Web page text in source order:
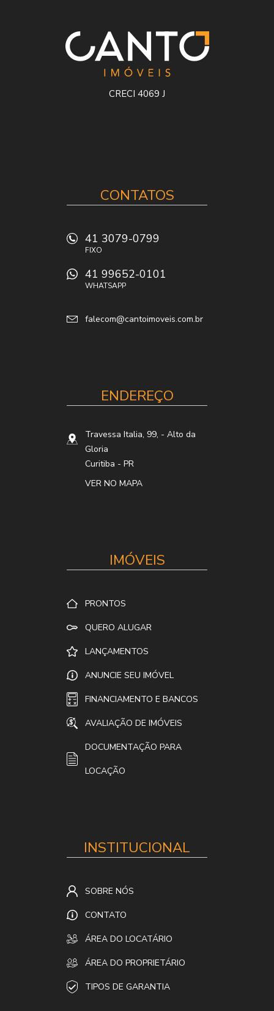
CRECI 4069 J
CONTATOS
41 3079-0799
FIXO
41 99652-0101
WHATSAPP
falecom@cantoimoveis.com.br
ENDEREÇO
Travessa Italia, 99, - Alto da
Gloria
Curitiba - PR
VER NO MAPA
IMÓVEIS
PRONTOS
QUERO ALUGAR
LANÇAMENTOS
ANUNCIE SEU IMÓVEL
FINANCIAMENTO E BANCOS
AVALIAÇÃO DE IMÓVEIS
DOCUMENTAÇÃO PARA
LOCAÇÃO
INSTITUCIONAL
SOBRE NÓS
CONTATO
ÁREA DO LOCATÁRIO
ÁREA DO PROPRIETÁRIO
TIPOS DE GARANTIA